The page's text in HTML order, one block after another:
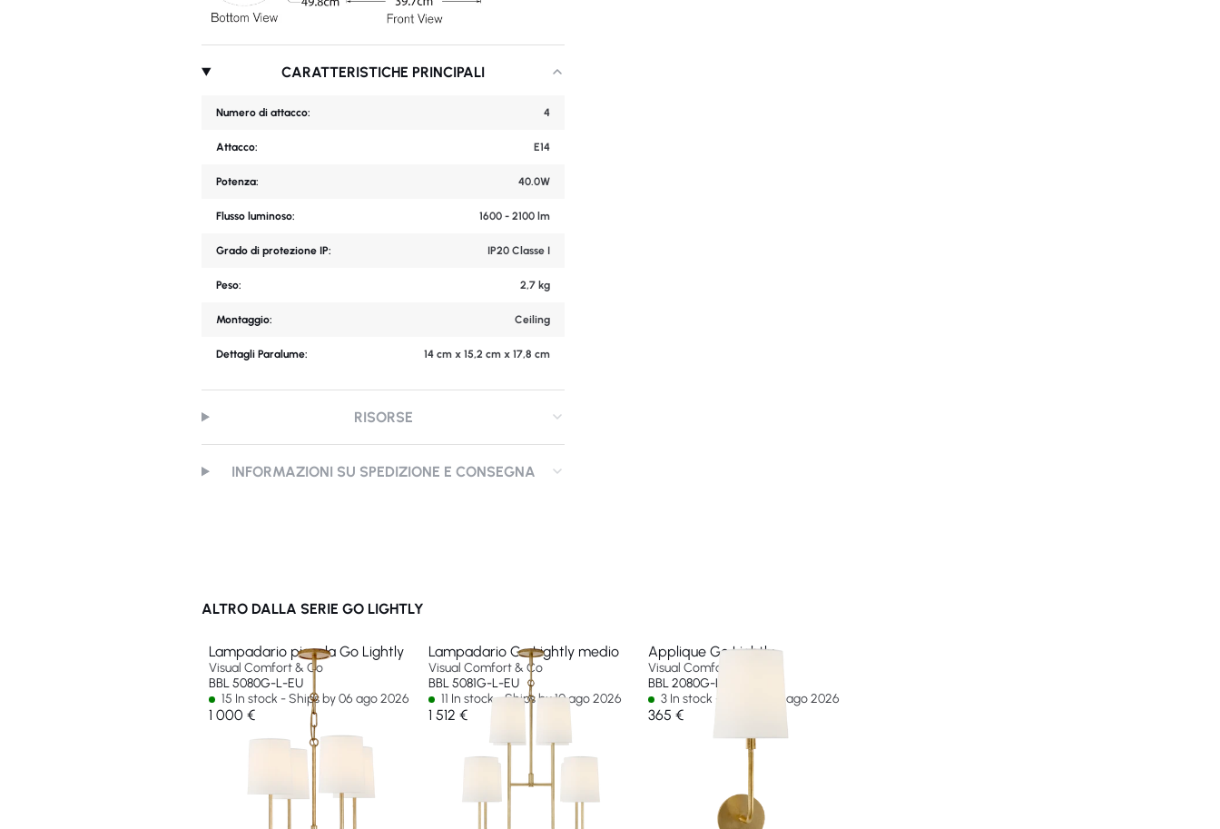
CARATTERISTICHE PRINCIPALI
Numero di attacco: 4
Attacco: E14
Potenza: 40.0W
Flusso luminoso: 1600 - 2100 lm
Grado di protezione IP: IP20 Classe I
Peso: 2,7 kg
Montaggio: Ceiling
Dettagli Paralume: 14 cm x 15,2 cm x 17,8 cm
RISORSE
INFORMAZIONI SU SPEDIZIONE E CONSEGNA
ALTRO DALLA SERIE GO LIGHTLY
Lampadario piccola Go Lightly
Visual Comfort & Co
BBL 5080G-L-EU
15 In stock - Ships by 06 ago 2026
1 000 €
Lampadario Go Lightly medio
Visual Comfort & Co
BBL 5081G-L-EU
11 In stock - Ships by 10 ago 2026
1 512 €
Applique Go Lightly
Visual Comfort & Co
BBL 2080G-L-EU
3 In stock - Ships by 13 ago 2026
365 €